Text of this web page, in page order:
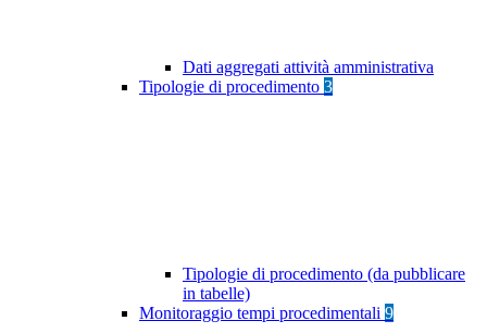
Dati aggregati attività amministrativa
Tipologie di procedimento 3
Tipologie di procedimento (da pubblicare
in tabelle)
Monitoraggio tempi procedimentali 9